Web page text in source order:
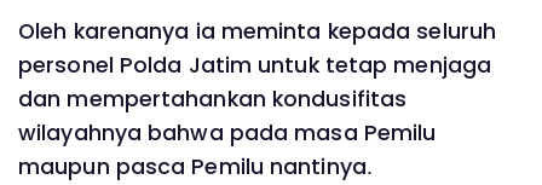
Oleh karenanya ia meminta kepada seluruh
personel Polda Jatim untuk tetap menjaga
dan mempertahankan kondusifitas
wilayahnya bahwa pada masa Pemilu
maupun pasca Pemilu nantinya.